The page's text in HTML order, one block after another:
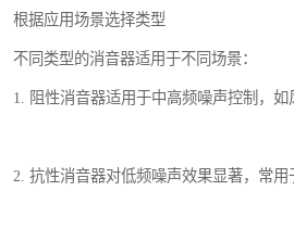
根据应用场景选择类型
不同类型的消音器适用于不同场景：
1. 阻性消音器适用于中高频噪声控制，如
2. 抗性消音器对低频噪声效果显著，常用